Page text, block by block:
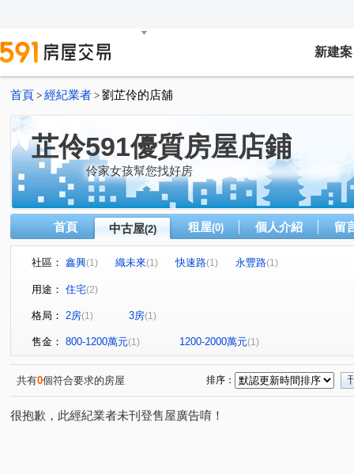
新建案
首頁 > 經紀業者 > 劉芷伶的店舖
芷伶591優質房屋店鋪
伶家女孩幫您找好房
首頁 中古屋(2) 租屋(0) 個人介紹 留
社區： 鑫興(1) 織未來(1) 快速路(1) 永豐路(1)
用途： 住宅(2)
格局： 2房(1) 3房(1)
售金： 800-1200萬元(1) 1200-2000萬元(1)
共有0個符合要求的房屋 排序：
很抱歉，此經紀業者未刊登售屋廣告唷！